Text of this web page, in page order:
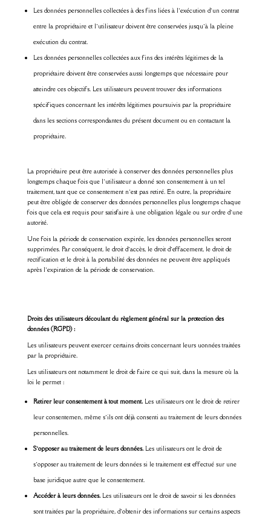
Les données personnelles collectées à des fins liées à l’exécution d’un contrat
entre la propriétaire et l’utilisateur doivent être conservées jusqu’à la pleine
exécution du contrat.
Les données personnelles collectées aux fins des intérêts légitimes de la
propriétaire doivent être conservées aussi longtemps que nécessaire pour
atteindre ces objectifs. Les utilisateurs peuvent trouver des informations
spécifiques concernant les intérêts légitimes poursuivis par la propriétaire
dans les sections correspondantes du présent document ou en contactant la
propriétaire.
La propriétaire peut être autorisée à conserver des données personnelles plus
longtemps chaque fois que l’utilisateur a donné son consentement à un tel
traitement, tant que ce consentement n’est pas retiré. En outre, la propriétaire
peut être obligée de conserver des données personnelles plus longtemps chaque
fois que cela est requis pour satisfaire à une obligation légale ou sur ordre d’une
autorité.
Une fois la période de conservation expirée, les données personnelles seront
supprimées. Par conséquent, le droit d’accès, le droit d’effacement, le droit de
rectification et le droit à la portabilité des données ne peuvent être appliqués
après l’expiration de la période de conservation.
Droits des utilisateurs découlant du règlement général sur la protection des
données (RGPD) :
Les utilisateurs peuvent exercer certains droits concernant leurs uonnées traitées
par la propriétaire.
Les utilisateurs ont notamment le droit de faire ce qui suit, dans la mesure où la
loi le permet :
Retirer leur consentement à tout moment.Les utilisateurs ont le droit de retirer
leur consentemen, même s’ils ont déjà consenti au traitement de leurs données
personnelles.
S’opposer au traitement de leurs données.Les utilisateurs ont le droit de
s’opposer au traitement de leurs données si le traitement est effectué sur une
base juridique autre que le consentement.
Accéder à leurs données.Les utilisateurs ont le droit de savoir si les données
sont traitées par la propriétaire, d’obtenir des informations sur certains aspects